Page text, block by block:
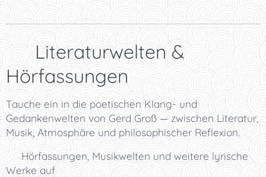
✨ Literaturwelten &
Hörfassungen
Tauche ein in die poetischen Klang- und
Gedankenwelten von Gerd Groß — zwischen Literatur,
Musik, Atmosphäre und philosophischer Reflexion.
👉 Hörfassungen, Musikwelten und weitere lyrische
Werke auf